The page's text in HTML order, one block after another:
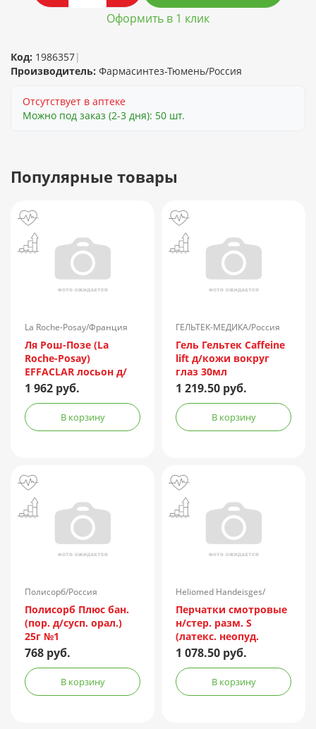
Оформить в 1 клик
Код: 1986357|
Производитель: Фармасинтез-Тюмень/Россия
Отсутствует в аптеке
Можно под заказ (2-3 дня): 50 шт.
Популярные товары
La Roche-Posay/Франция
Ля Рош-Позе (La
Roche-Posay)
EFFACLAR лосьон д/
сужения пор с
микроотшелушивающий
эффектом 200мл №2
1 962 руб.
В корзину
ГЕЛЬТЕК-МЕДИКА/Россия
Гель Гельтек Caffeine
lift д/кожи вокруг
глаз 30мл
1 219.50 руб.
В корзину
Полисорб/Россия
Полисорб Плюс бан.
(пор. д/сусп. орал.)
25г №1
768 руб.
В корзину
Heliomed Handeisges/
Австрия
Перчатки смотровые
н/стер. разм. S
(латекс. неопуд.
повыш прочн.
MANUAL HR419) №50
(25 пар)
1 078.50 руб.
В корзину